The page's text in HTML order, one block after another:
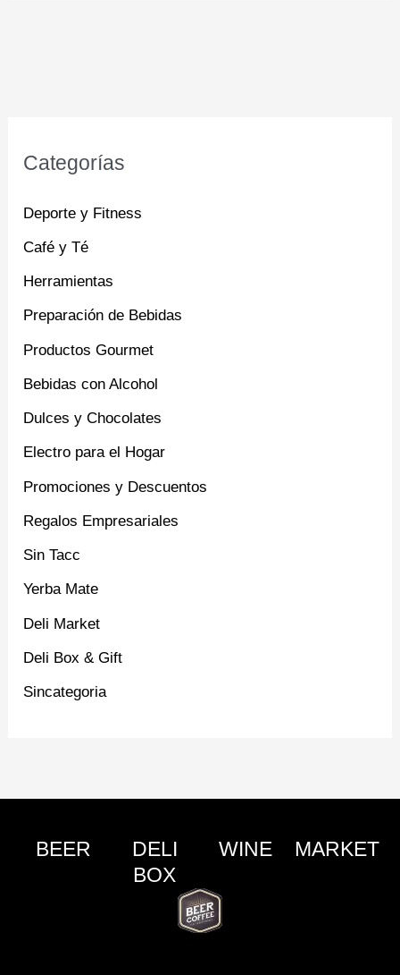
Categorías
Deporte y Fitness
Café y Té
Herramientas
Preparación de Bebidas
Productos Gourmet
Bebidas con Alcohol
Dulces y Chocolates
Electro para el Hogar
Promociones y Descuentos
Regalos Empresariales
Sin Tacc
Yerba Mate
Deli Market
Deli Box & Gift
Sincategoria
BEER
DELI
BOX
WINE MARKET